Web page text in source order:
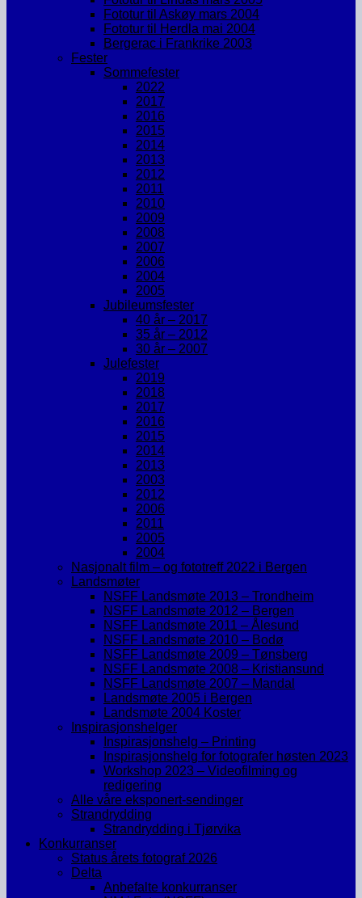
Fototur til Askøy mars 2004
Fototur til Herdla mai 2004
Bergerac i Frankrike 2003
Fester
Sommefester
2022
2017
2016
2015
2014
2013
2012
2011
2010
2009
2008
2007
2006
2004
2005
Jubileumsfester
40 år – 2017
35 år – 2012
30 år – 2007
Julefester
2019
2018
2017
2016
2015
2014
2013
2003
2012
2006
2011
2005
2004
Nasjonalt film – og fototreff 2022 i Bergen
Landsmøter
NSFF Landsmøte 2013 – Trondheim
NSFF Landsmøte 2012 – Bergen
NSFF Landsmøte 2011 – Ålesund
NSFF Landsmøte 2010 – Bodø
NSFF Landsmøte 2009 – Tønsberg
NSFF Landsmøte 2008 – Kristiansund
NSFF Landsmøte 2007 – Mandal
Landsmøte 2005 i Bergen
Landsmøte 2004 Koster
Inspirasjonshelger
Inspirasjonshelg – Printing
Inspirasjonshelg for fotografer høsten 2023
Workshop 2023 – Videofilming og
redigering
Alle våre eksponert-sendinger
Strandrydding
Strandrydding i Tjørvika
Konkurranser
Status årets fotograf 2026
Delta
Anbefalte konkurranser